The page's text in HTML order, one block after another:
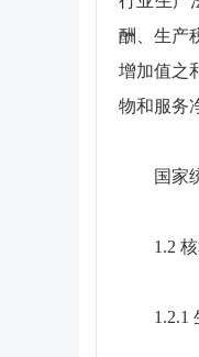
酬、生产
增加值之
物和服务
国家统
1.2 核
1.2.1